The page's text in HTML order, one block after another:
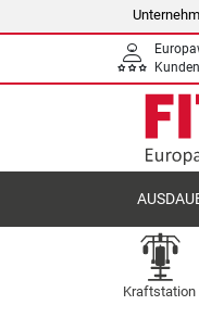
Kunden
Kraftstation